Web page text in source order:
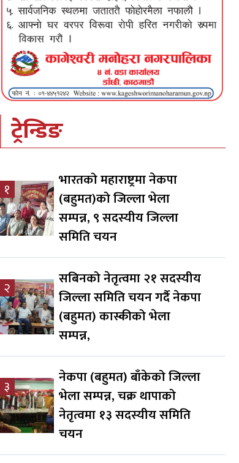
ट्रेन्डिङ
१
भारतको महाराष्ट्रमा नेकपा
(बहुमत)को जिल्ला भेला
सम्पन्न, ९ सदस्यीय जिल्ला
समिति चयन
२
सबिनको नेतृत्वमा २१ सदस्यीय
जिल्ला समिति चयन गर्दै नेकपा
(बहुमत) कास्कीको भेला
सम्पन्न,
३
नेकपा (बहुमत) बाँकेको जिल्ला
भेला सम्पन्न, चक्र थापाको
नेतृत्वमा १३ सदस्यीय समिति
चयन